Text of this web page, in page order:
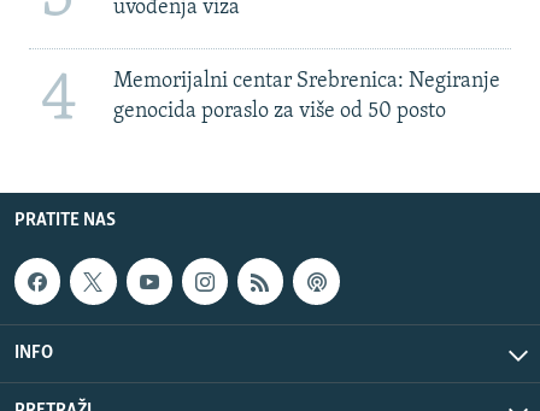
uvođenja viza
4
Memorijalni centar Srebrenica: Negiranje
genocida poraslo za više od 50 posto
PRATITE NAS
INFO